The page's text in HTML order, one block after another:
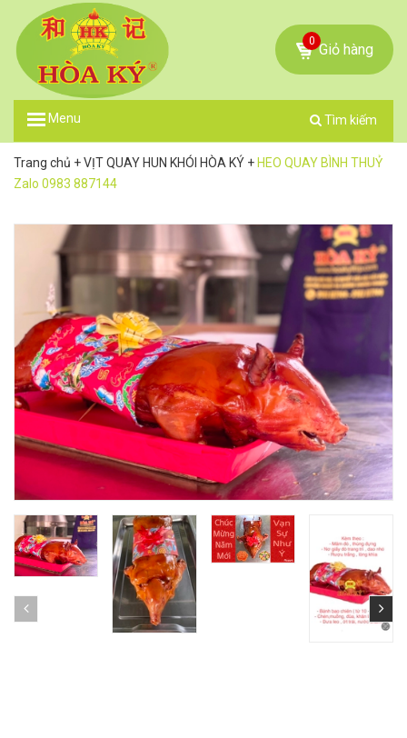
Giỏ hàng
0
Tìm kiếm
Menu
Trang chủ +VỊT QUAY HUN KHÓI HÒA KÝ + HEO QUAY BÌNH THUỶ
Zalo 0983 887144